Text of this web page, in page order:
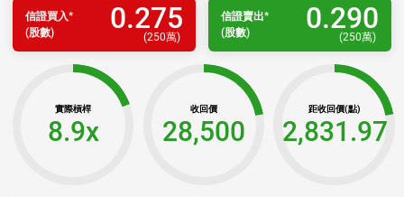
信證買入*
(股數)
0.275
(250萬)
信證賣出*
(股數)
0.290
(250萬)
實際槓桿
8.9x
收回價
28,500
距收回價(點)
2,831.97